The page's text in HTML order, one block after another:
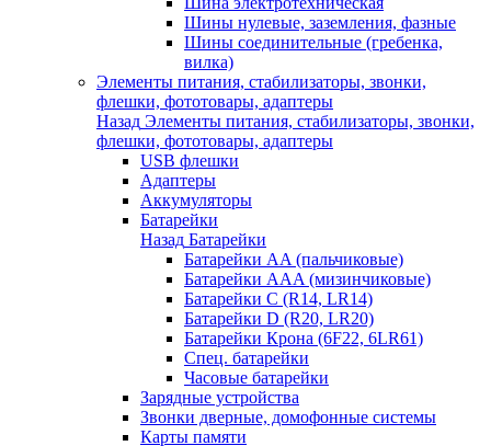
Шины нулевые, заземления, фазные
Шины соединительные (гребенка,
вилка)
Элементы питания, стабилизаторы, звонки,
флешки, фототовары, адаптеры
Назад Элементы питания, стабилизаторы, звонки,
флешки, фототовары, адаптеры
USB флешки
Адаптеры
Аккумуляторы
Батарейки
Назад Батарейки
Батарейки AA (пальчиковые)
Батарейки AAA (мизинчиковые)
Батарейки C (R14, LR14)
Батарейки D (R20, LR20)
Батарейки Крона (6F22, 6LR61)
Спец. батарейки
Часовые батарейки
Зарядные устройства
Звонки дверные, домофонные системы
Карты памяти